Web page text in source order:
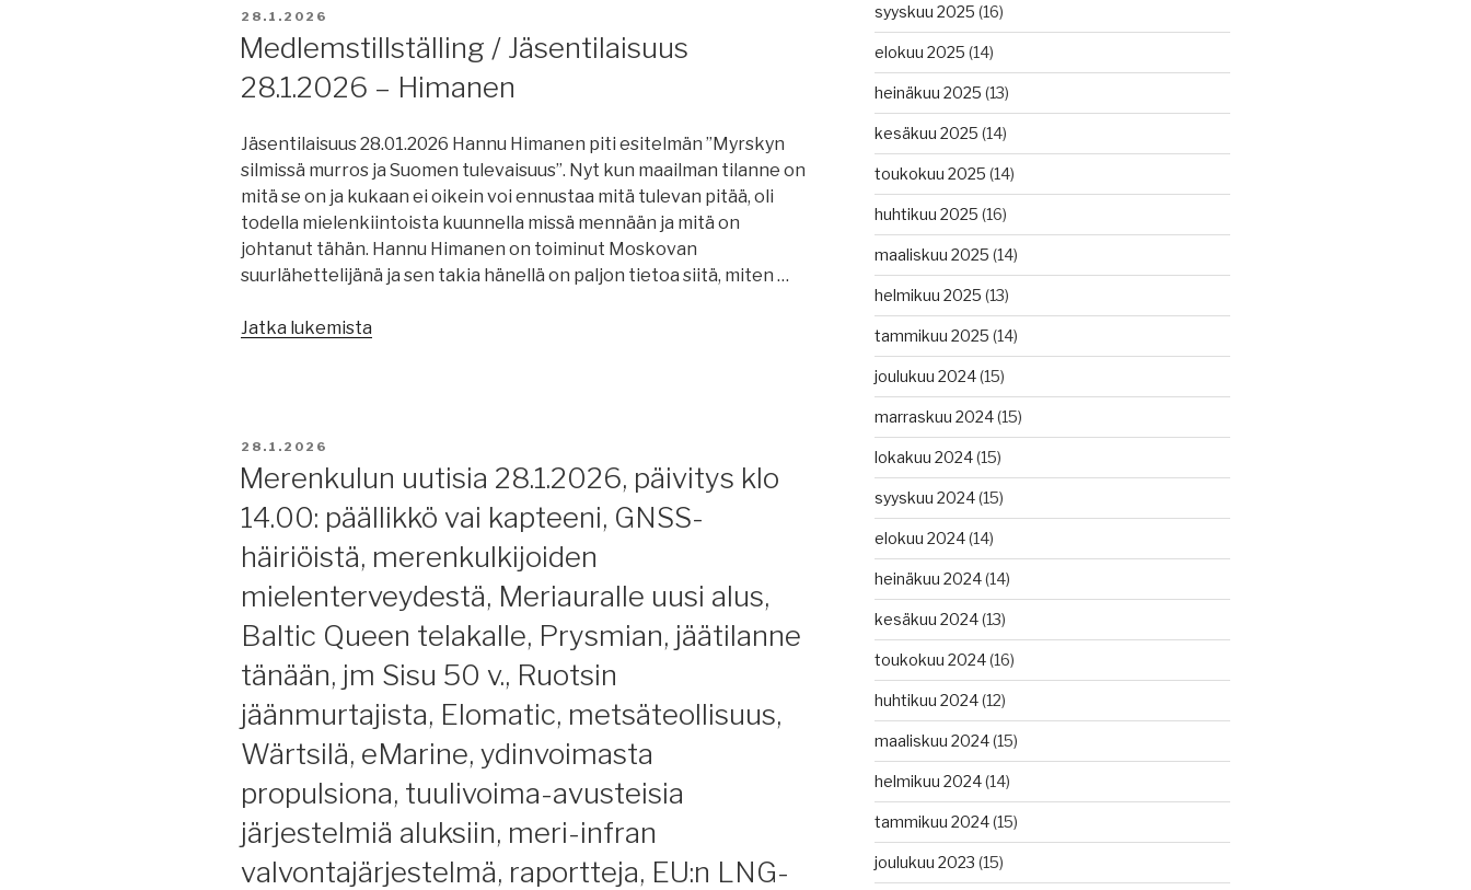
NAPA,
merenkulkijoiden
lyhenteistä
ja
merkinnöistä,
Evergreeniltä
iso
tilaus
konttialuksia,
Viking
Konecranes,
kiinnitys
Långnäsissa,
Wärtsilä,
korealaistelakka
Tukholmaan
VTS-
raportteja,
merenkulku
geopolitiikka,
EU-
JULKAISTU
28.1.2026
Medlemstillställing / Jäsentilaisuus
28.1.2026 – Himanen
Jäsentilaisuus 28.01.2026 Hannu Himanen piti esitelmän ”Myrskyn
silmissä murros ja Suomen tulevaisuus”. Nyt kun maailman tilanne on
mitä se on ja kukaan ei oikein voi ennustaa mitä tulevan pitää, oli
todella mielenkiintoista kuunnella missä mennään ja mitä on
johtanut tähän. Hannu Himanen on toiminut Moskovan
suurlähettelijänä ja sen takia hänellä on paljon tietoa siitä, miten …
Jatka lukemista
JULKAISTU
28.1.2026
Merenkulun uutisia 28.1.2026, päivitys klo
14.00: päällikkö vai kapteeni, GNSS-
häiriöistä, merenkulkijoiden
mielenterveydestä, Meriauralle uusi alus,
Baltic Queen telakalle, Prysmian, jäätilanne
tänään, jm Sisu 50 v., Ruotsin
jäänmurtajista, Elomatic, metsäteollisuus,
Wärtsilä, eMarine, ydinvoimasta
propulsiona, tuulivoima-avusteisia
järjestelmiä aluksiin, meri-infran
valvontajärjestelmä, raportteja, EU:n LNG-
syyskuu 2025 (16)
elokuu 2025 (14)
heinäkuu 2025 (13)
kesäkuu 2025 (14)
toukokuu 2025 (14)
huhtikuu 2025 (16)
maaliskuu 2025 (14)
helmikuu 2025 (13)
tammikuu 2025 (14)
joulukuu 2024(15)
marraskuu 2024(15)
lokakuu 2024(15)
syyskuu 2024(15)
elokuu 2024(14)
heinäkuu 2024(14)
kesäkuu 2024(13)
toukokuu 2024(16)
huhtikuu 2024(12)
maaliskuu 2024(15)
helmikuu 2024(14)
tammikuu 2024(15)
joulukuu 2023 (15)